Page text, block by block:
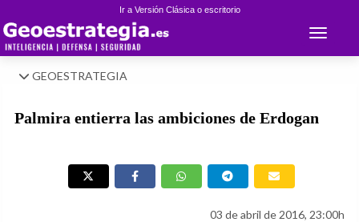
Ir a Versión Clásica o escritorio
Toggle
GEOESTRATEGIA
Palmira entierra las ambiciones de Erdogan
03 de abril de 2016, 23:00h